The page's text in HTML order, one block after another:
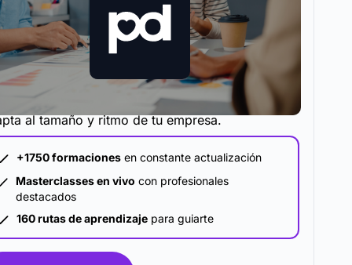
metodología y plataforma de formación que se
al tamaño y ritmo de tu empresa.
+1750 formaciones en constante actualización
Masterclasses en vivo con profesionales
destacados
160 rutas de aprendizaje para guiarte